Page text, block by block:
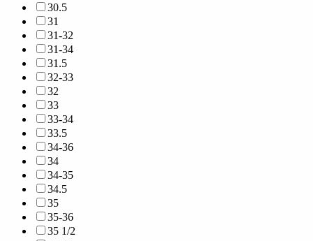
30.5
31
31-32
31-34
31.5
32-33
32
33
33-34
33.5
34-36
34
34-35
34.5
35
35-36
35 1/2